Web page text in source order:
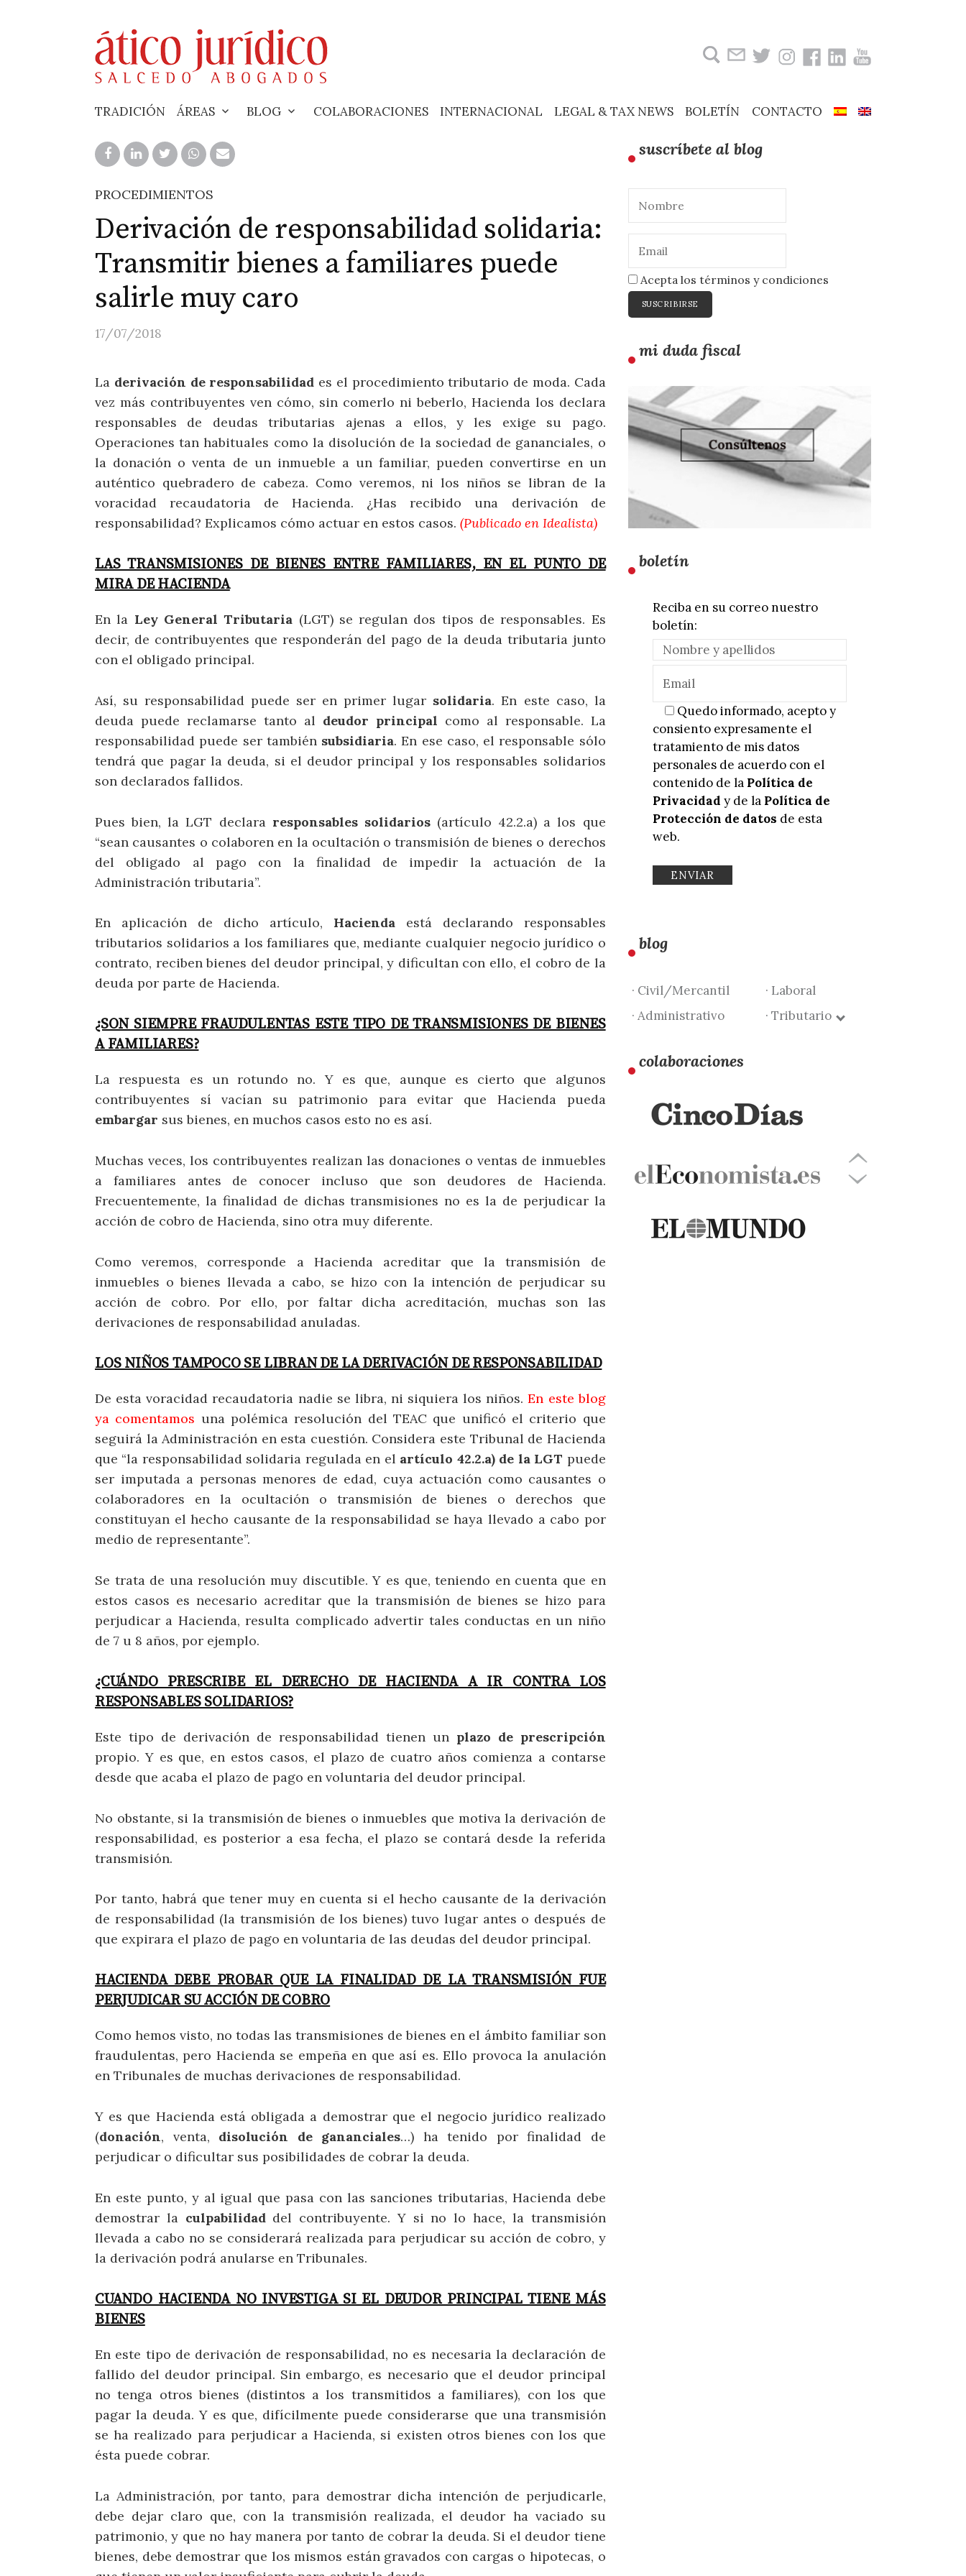
TRADICIÓN ÁREAS BLOG COLABORACIONES INTERNACIONAL LEGAL & TAX NEWS BOLETÍN CONTACTO
PROCEDIMIENTOS
Derivación de responsabilidad solidaria:
Transmitir bienes a familiares puede
salirle muy caro
17/07/2018
La derivación de responsabilidad es el procedimiento tributario de moda. Cada
vez más contribuyentes ven cómo, sin comerlo ni beberlo, Hacienda los declara
responsables de deudas tributarias ajenas a ellos, y les exige su pago.
Operaciones tan habituales como la disolución de la sociedad de gananciales, o
la donación o venta de un inmueble a un familiar, pueden convertirse en un
auténtico quebradero de cabeza. Como veremos, ni los niños se libran de la
voracidad recaudatoria de Hacienda. ¿Has recibido una derivación de
responsabilidad? Explicamos cómo actuar en estos casos. (Publicado en Idealista)
LAS TRANSMISIONES DE BIENES ENTRE FAMILIARES, EN EL PUNTO DE
MIRA DE HACIENDA
En la Ley General Tributaria (LGT) se regulan dos tipos de responsables. Es
decir, de contribuyentes que responderán del pago de la deuda tributaria junto
con el obligado principal.
Así, su responsabilidad puede ser en primer lugar solidaria. En este caso, la
deuda puede reclamarse tanto al deudor principal como al responsable. La
responsabilidad puede ser también subsidiaria. En ese caso, el responsable sólo
tendrá que pagar la deuda, si el deudor principal y los responsables solidarios
son declarados fallidos.
Pues bien, la LGT declara responsables solidarios(artículo 42.2.a) a los que
“sean causantes o colaboren en la ocultación o transmisión de bienes o derechos
del obligado al pago con la finalidad de impedir la actuación de la
Administración tributaria”.
En aplicación de dicho artículo, Haciendaestá declarando responsables
tributarios solidarios a los familiares que, mediante cualquier negocio jurídico o
contrato, reciben bienes del deudor principal, y dificultan con ello, el cobro de la
deuda por parte de Hacienda.
¿SON SIEMPRE FRAUDULENTAS ESTE TIPO DE TRANSMISIONES DE BIENES
A FAMILIARES?
La respuesta es un rotundo no. Y es que, aunque es cierto que algunos
contribuyentes sí vacían su patrimonio para evitar que Hacienda pueda
embargar sus bienes, en muchos casos esto no es así.
Muchas veces, los contribuyentes realizan las donaciones o ventas de inmuebles
a familiares antes de conocer incluso que son deudores de Hacienda.
Frecuentemente, la finalidad de dichas transmisiones no es la de perjudicar la
acción de cobro de Hacienda, sino otra muy diferente.
Como veremos, corresponde a Hacienda acreditar que la transmisión de
inmuebles o bienes llevada a cabo, se hizo con la intención de perjudicar su
acción de cobro. Por ello, por faltar dicha acreditación, muchas son las
derivaciones de responsabilidad anuladas.
LOS NIÑOS TAMPOCO SE LIBRAN DE LA DERIVACIÓN DE RESPONSABILIDAD
De esta voracidad recaudatoria nadie se libra, ni siquiera los niños.En este blog
ya comentamos una polémica resolución del TEAC que unificó el criterio que
seguirá la Administración en esta cuestión. Considera este Tribunal de Hacienda
que “la responsabilidad solidaria regulada en el artículo 42.2.a) de la LGT puede
ser imputada a personas menores de edad, cuya actuación como causantes o
colaboradores en la ocultación o transmisión de bienes o derechos que
constituyan el hecho causante de la responsabilidad se haya llevado a cabo por
medio de representante”.
Se trata de una resolución muy discutible. Y es que, teniendo en cuenta que en
estos casos es necesario acreditar que la transmisión de bienes se hizo para
perjudicar a Hacienda, resulta complicado advertir tales conductas en un niño
de 7 u 8 años, por ejemplo.
¿CUÁNDO PRESCRIBE EL DERECHO DE HACIENDA A IR CONTRA LOS
RESPONSABLES SOLIDARIOS?
Este tipo de derivación de responsabilidad tienen un plazo de prescripción
propio. Y es que, en estos casos, el plazo de cuatro años comienza a contarse
desde que acaba el plazo de pago en voluntaria del deudor principal.
No obstante, si la transmisión de bienes o inmuebles que motiva la derivación de
responsabilidad, es posterior a esa fecha, el plazo se contará desde la referida
transmisión.
Por tanto, habrá que tener muy en cuenta si el hecho causante de la derivación
de responsabilidad (la transmisión de los bienes) tuvo lugar antes o después de
que expirara el plazo de pago en voluntaria de las deudas del deudor principal.
HACIENDA DEBE PROBAR QUE LA FINALIDAD DE LA TRANSMISIÓN FUE
PERJUDICAR SU ACCIÓN DE COBRO
Como hemos visto, no todas las transmisiones de bienes en el ámbito familiar son
fraudulentas, pero Hacienda se empeña en que así es. Ello provoca la anulación
en Tribunales de muchas derivaciones de responsabilidad.
Y es que Hacienda está obligada a demostrar que el negocio jurídico realizado
(donación, venta, disolución de gananciales…) ha tenido por finalidad de
perjudicar o dificultar sus posibilidades de cobrar la deuda.
En este punto, y al igual que pasa con las sanciones tributarias, Hacienda debe
demostrar la culpabilidaddel contribuyente. Y si no lo hace, la transmisión
llevada a cabo no se considerará realizada para perjudicar su acción de cobro, y
la derivación podrá anularse en Tribunales.
CUANDO HACIENDA NO INVESTIGA SI EL DEUDOR PRINCIPAL TIENE MÁS
BIENES
En este tipo de derivación de responsabilidad, no es necesaria la declaración de
fallido del deudor principal. Sin embargo, es necesario que el deudor principal
no tenga otros bienes (distintos a los transmitidos a familiares), con los que
pagar la deuda. Y es que, difícilmente puede considerarse que una transmisión
se ha realizado para perjudicar a Hacienda, si existen otros bienes con los que
ésta puede cobrar.
La Administración, por tanto, para demostrar dicha intención de perjudicarle,
debe dejar claro que, con la transmisión realizada, el deudor ha vaciado su
patrimonio, y que no hay manera por tanto de cobrar la deuda. Si el deudor tiene
bienes, debe demostrar que los mismos están gravados con cargas o hipotecas, o
suscríbete al blog
Acepta los términos y condiciones
mi duda fiscal
boletín
Reciba en su correo nuestro
boletín:
Quedo informado, acepto y
consiento expresamente el
tratamiento de mis datos
personales de acuerdo con el
contenido de la Política de
Privacidad y de la Política de
Protección de datos de esta
web.
blog
· Civil/Mercantil
· Laboral
· Administrativo
· Tributario
colaboraciones